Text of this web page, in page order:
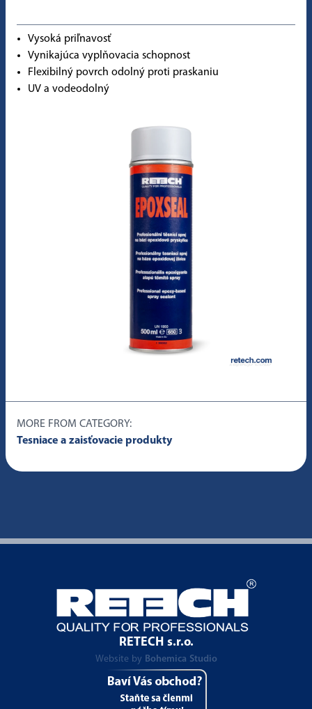
Vysoká priľnavosť
Vynikajúca vyplňovacia schopnost
Flexibilný povrch odolný proti praskaniu
UV a vodeodolný
MORE FROM CATEGORY:
Tesniace a zaisťovacie produkty
RETECH s.r.o.
Website by Bohemica Studio